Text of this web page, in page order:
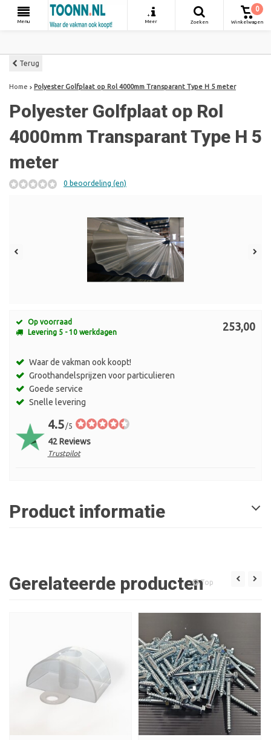
Menu
+
Meer
Zoeken
0
Winkelwagen
Terug
Home Polyester Golfplaat op Rol 4000mm Transparant Type H 5 meter
Polyester Golfplaat op Rol
4000mm Transparant Type H 5
meter
0 beoordeling (en)
Op voorraad
Levering 5 - 10 werkdagen
253,00
Waar de vakman ook koopt!
Groothandelsprijzen voor particulieren
Goede service
Snelle levering
4.5/5
42 Reviews
Trustpilot
Product informatie
Gerelateerde productenTop